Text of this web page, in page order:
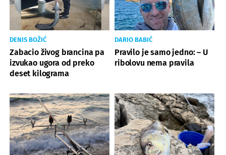
DENIS BOŽIĆ
Zabacio živog brancina pa
izvukao ugora od preko
deset kilograma
DARIO BABIĆ
Pravilo je samo jedno: – U
ribolovu nema pravila